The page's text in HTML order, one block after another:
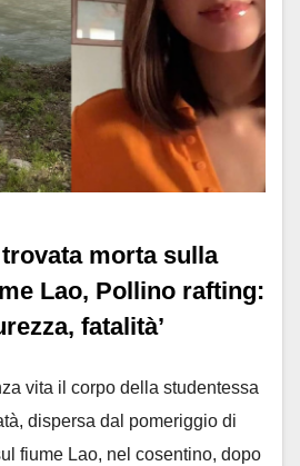
morta sulla
Lao, Pollino rafting:
fatalità’
vita il corpo della studentessa
dispersa dal pomeriggio di
fiume Lao, nel cosentino, dopo